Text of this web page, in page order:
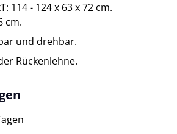
114 - 124 x 63 x 72 cm.
cm.
und drehbar.
Rückenlehne.